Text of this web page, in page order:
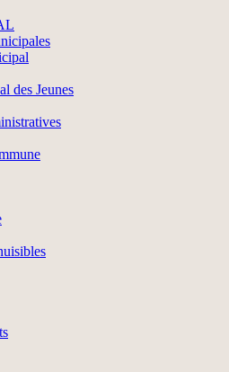
des Jeunes